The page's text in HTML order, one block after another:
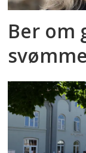
Ber om